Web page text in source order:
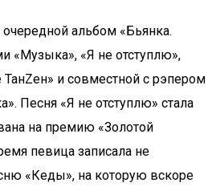
альбом «Бьянка.
«Музыка», «Я не отступлю»,
и совместной с рэпером
Песня «Я не отступлю» стала
на премию «Золотой
певица записала не
«Кеды», на которую вскоре